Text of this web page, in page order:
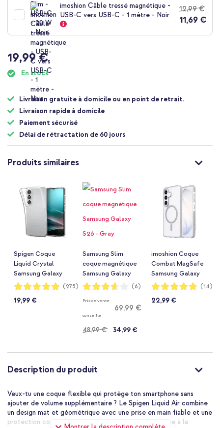
imoshion Câble tressé magnétique -
USB-C vers USB-C - 1 mètre - Noir
12,99 €
11,69 €
19,99 €
En stock
Livraison gratuite à domicile ou en point de retrait.
Livraison rapide à domicile
Paiement sécurisé
Délai de rétractation de 60 jours
Produits similaires
Spigen Coque
Liquid Crystal
Samsung Galaxy
S26 - Crystal Clear
Notation:
97%
(275)
19,99 €
Samsung Slim
coque magnétique
Samsung Galaxy
S26 - Gray
Notation:
73%
(6)
Prix de vente
conseillé
69,99 €
48,99 € 34,99 €
imoshion Coque
Combat MagSafe
Samsung Galaxy
S26 - Gris
Notation:
97%
(14)
22,99 €
Description du produit
Veux-tu une coque flexible qui protège ton smartphone sans
ajouter de volume supplémentaire ? Le Spigen Liquid Air combine
un design mat et géométrique avec une prise en main fiable et une
protection contre les chutes de qualité militaire grâce à la